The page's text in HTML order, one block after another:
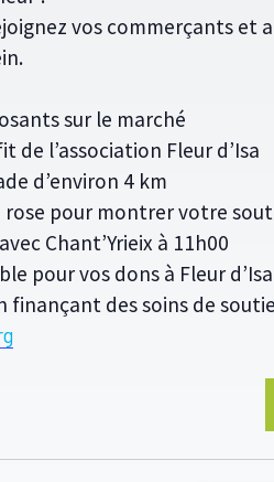
vos commerçants et
sur le marché
de l’association Fleur d’Isa
d’environ 4 km
pour montrer votre
Chant’Yrieix à 11h00
pour vos dons à Fleur
finançant des soins de